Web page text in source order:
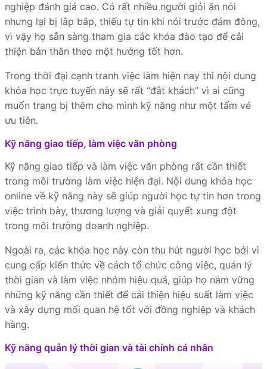
nghiệp đánh giá cao. Có rất nhiều người giỏi ăn nói
nhưng lại bị lắp bắp, thiếu tự tin khi nói trước đám đông,
vì vậy họ sẵn sàng tham gia các khóa đào tạo để cải
thiện bản thân theo một hướng tốt hơn.
Trong thời đại cạnh tranh việc làm hiện nay thì nội dung
khóa học trực tuyến này sẽ rất “đắt khách” vì ai cũng
muốn trang bị thêm cho mình kỹ năng như một tấm vé
ưu tiên.
Kỹ năng giao tiếp, làm việc văn phòng
Kỹ năng giao tiếp và làm việc văn phòng rất cần thiết
trong môi trường làm việc hiện đại. Nội dung khóa học
online về kỹ năng này sẽ giúp người học tự tin hơn trong
việc trình bày, thương lượng và giải quyết xung đột
trong môi trường doanh nghiệp.
Ngoài ra, các khóa học này còn thu hút người học bởi vì
cung cấp kiến thức về cách tổ chức công việc, quản lý
thời gian và làm việc nhóm hiệu quả, giúp họ nắm vững
những kỹ năng cần thiết để cải thiện hiệu suất làm việc
và xây dựng mối quan hệ tốt với đồng nghiệp và khách
hàng.
Kỹ năng quản lý thời gian và tài chính cá nhân